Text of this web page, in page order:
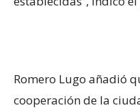
Romero Lugo añadió
cooperación de la